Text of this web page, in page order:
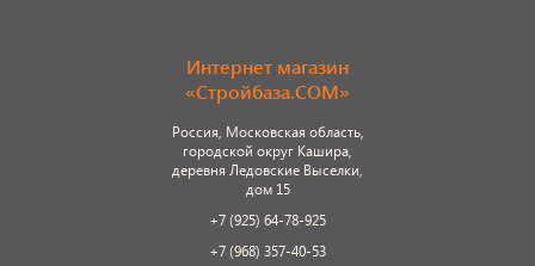
Интернет магазин
«Стройбаза.COM»
Россия, Московская область,
городской округ Кашира,
деревня Ледовские Выселки,
дом 15
+7 (925) 64-78-925
+7 (968) 357-40-53